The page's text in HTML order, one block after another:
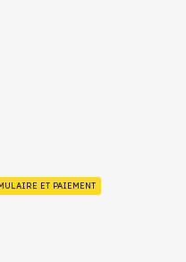
ET PAIEMENT